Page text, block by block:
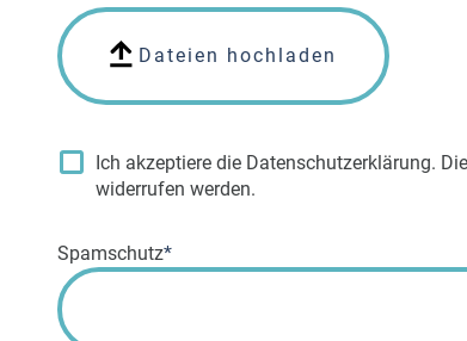
Dateien hochladen
Ich akzeptiere die Datenschutzerklärung.
widerrufen werden.
Pflichtfeld
Spamschutz*